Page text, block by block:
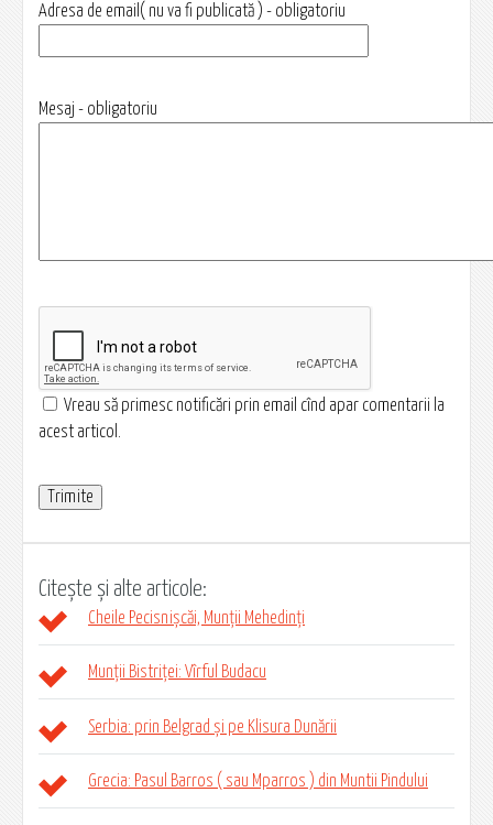
Adresa de email( nu va fi publicată ) - obligatoriu
Mesaj - obligatoriu
Vreau să primesc notificări prin email cînd apar comentarii la
acest articol.
Citește și alte articole:
Cheile Pecisnișcăi, Munții Mehedinți
Munții Bistriței: Vîrful Budacu
Serbia: prin Belgrad și pe Klisura Dunării
Grecia: Pasul Barros ( sau Mparros ) din Muntii Pindului